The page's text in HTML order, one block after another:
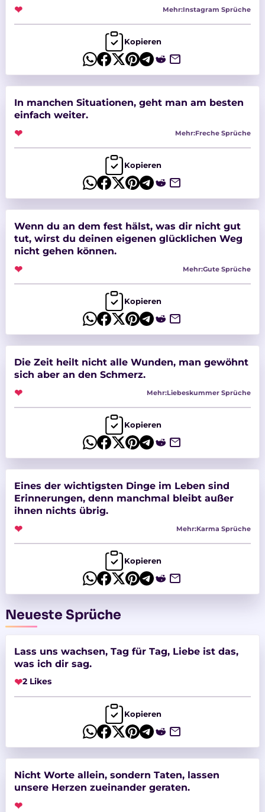
❤ Mehr:Instagram Sprüche
Kopieren
In manchen Situationen, geht man am besten
einfach weiter.
❤
Mehr:Freche Sprüche
Kopieren
Wenn du an dem fest hälst, was dir nicht gut
tut, wirst du deinen eigenen glücklichen Weg
nicht gehen können.
❤
Mehr:Gute Sprüche
Kopieren
Die Zeit heilt nicht alle Wunden, man gewöhnt
sich aber an den Schmerz.
❤
Mehr:Liebeskummer Sprüche
Kopieren
Eines der wichtigsten Dinge im Leben sind
Erinnerungen, denn manchmal bleibt außer
ihnen nichts übrig.
❤
Mehr:Karma Sprüche
Kopieren
Neueste Sprüche
Lass uns wachsen, Tag für Tag, Liebe ist das,
was ich dir sag.
❤2 Likes
Kopieren
Nicht Worte allein, sondern Taten, lassen
unsere Herzen zueinander geraten.
❤